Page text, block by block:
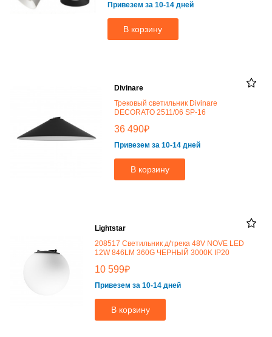
Привезем за 10-14 дней
В корзину
Divinare
Трековый светильник Divinare
DECORATO 2511/06 SP-16
36 490₽
Привезем за 10-14 дней
В корзину
Lightstar
208517 Светильник д/трека 48V NOVE LED
12W 846LM 360G ЧЕРНЫЙ 3000K IP20
10 599₽
Привезем за 10-14 дней
В корзину